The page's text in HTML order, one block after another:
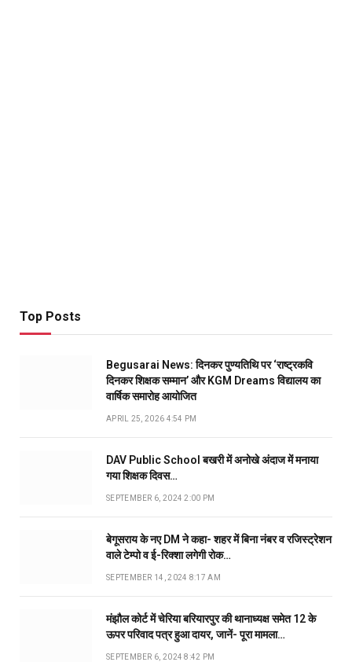
Top Posts
Begusarai News: दिनकर पुण्यतिथि पर ‘राष्ट्रकवि
दिनकर शिक्षक सम्मान’ और KGM Dreams विद्यालय का
वार्षिक समारोह आयोजित
APRIL 25, 2026 4:54 PM
DAV Public School बखरी में अनोखे अंदाज में मनाया
गया शिक्षक दिवस…
SEPTEMBER 6, 2024 2:00 PM
बेगूसराय के नए DM ने कहा- शहर में बिना नंबर व रजिस्ट्रेशन
वाले टेम्पो व ई-रिक्शा लगेगी रोक…
SEPTEMBER 14, 2024 8:17 AM
मंझौल कोर्ट में चेरिया बरियारपुर की थानाध्यक्ष समेत 12 के
ऊपर परिवाद पत्र हुआ दायर, जानें- पूरा मामला…
SEPTEMBER 6, 2024 8:42 PM